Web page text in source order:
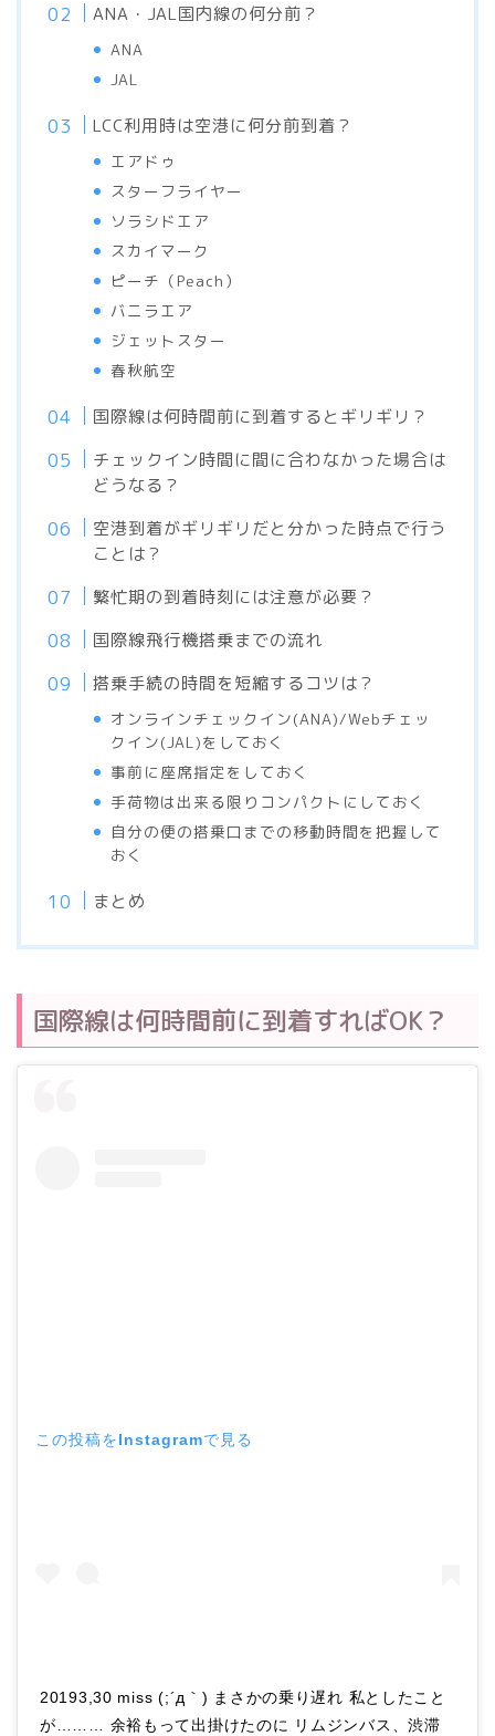
ANA・JAL国内線の何分前？
ANA
JAL
LCC利用時は空港に何分前到着？
エアドゥ
スターフライヤー
ソラシドエア
スカイマーク
ピーチ（Peach）
バニラエア
ジェットスター
春秋航空
国際線は何時間前に到着するとギリギリ？
チェックイン時間に間に合わなかった場合は
どうなる？
空港到着がギリギリだと分かった時点で行う
ことは？
繁忙期の到着時刻には注意が必要？
国際線飛行機搭乗までの流れ
搭乗手続の時間を短縮するコツは？
オンラインチェックイン(ANA)/Webチェッ
クイン(JAL)をしておく
事前に座席指定をしておく
手荷物は出来る限りコンパクトにしておく
自分の便の搭乗口までの移動時間を把握して
おく
まとめ
国際線は何時間前に到着すればOK？
この投稿をInstagramで見る
20193,30 miss (;´д｀) まさかの乗り遅れ 私としたこと
が……… 余裕もって出掛けたのに リムジンバス、渋滞